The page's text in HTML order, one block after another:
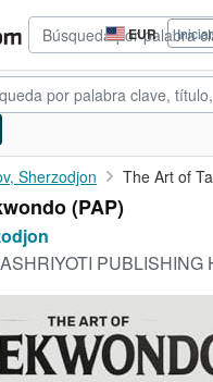
EUR
Preferencias
de
compra
del
Sherzodjon The Art of
(PAP)
PUBLISHING